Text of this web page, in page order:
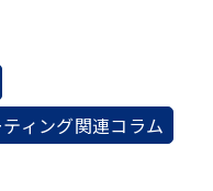
ティング関連コラム